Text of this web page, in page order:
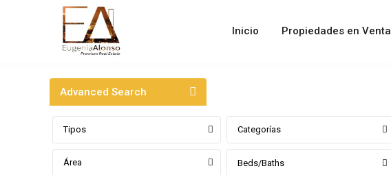
Inicio Propiedades en Venta
Advanced Search
Tipos Categorías
Área Beds/Baths